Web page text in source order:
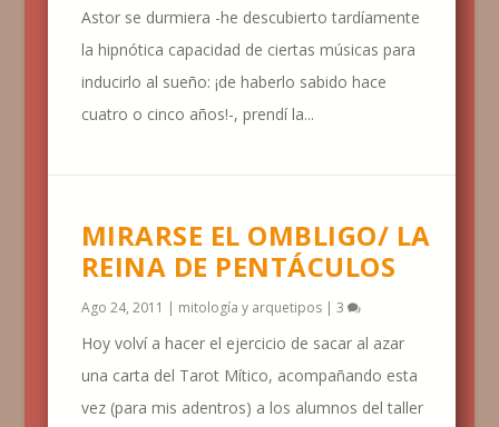
Astor se durmiera -he descubierto tardíamente
la hipnótica capacidad de ciertas músicas para
inducirlo al sueño: ¡de haberlo sabido hace
cuatro o cinco años!-, prendí la...
MIRARSE EL OMBLIGO/ LA
REINA DE PENTÁCULOS
Ago 24, 2011 | mitología y arquetipos| 3
Hoy volví a hacer el ejercicio de sacar al azar
una carta del Tarot Mítico, acompañando esta
vez (para mis adentros) a los alumnos del taller